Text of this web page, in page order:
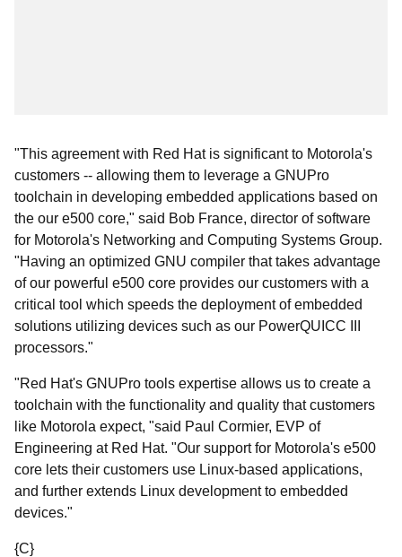
"This agreement with Red Hat is significant to Motorola's
customers -- allowing them to leverage a GNUPro
toolchain in developing embedded applications based on
the our e500 core," said Bob France, director of software
for Motorola's Networking and Computing Systems Group.
"Having an optimized GNU compiler that takes advantage
of our powerful e500 core provides our customers with a
critical tool which speeds the deployment of embedded
solutions utilizing devices such as our PowerQUICC III
processors."
"Red Hat's GNUPro tools expertise allows us to create a
toolchain with the functionality and quality that customers
like Motorola expect, "said Paul Cormier, EVP of
Engineering at Red Hat. "Our support for Motorola's e500
core lets their customers use Linux-based applications,
and further extends Linux development to embedded
devices."
{C}